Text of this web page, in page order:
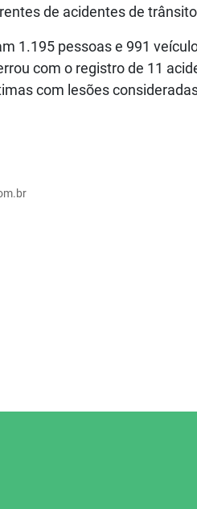
de acidentes de
1.195 pessoas e 991
com o registro de 11
com lesões